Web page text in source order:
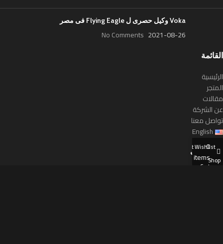
Voka وكيل حصرى ل Flying Eagle فى مصر
2021-08-26
No Comments
القائمة
الرئيسية
المتجر
مقالات
عن الشركة
تواصل معنا
English
التصنيفات
Shop
Wishlist
0
items
Cart
My account